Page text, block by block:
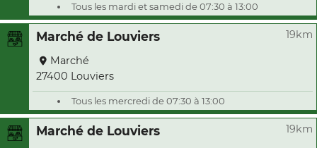
Tous les mardi et samedi de 07:30 à 13:00
Marché de Louviers 19km
Marché
27400 Louviers
Tous les mercredi de 07:30 à 13:00
Marché de Louviers 19km